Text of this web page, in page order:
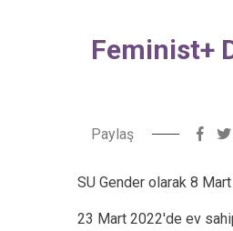
Feminist+
Paylaş
SU Gender olarak 8
23 Mart 2022'de ev